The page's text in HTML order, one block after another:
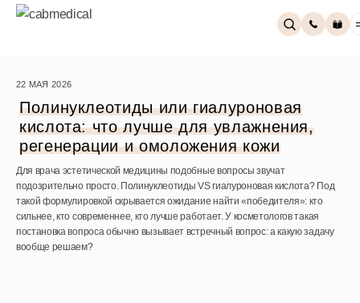
22 МАЯ 2026
Полинуклеотиды или гиалуроновая
кислота: что лучше для увлажнения,
регенерации и омоложения кожи
Для врача эстетической медицины подобные вопросы звучат
подозрительно просто. Полинуклеотиды VS гиалуроновая кислота? Под
такой формулировкой скрывается ожидание найти «победителя»: кто
сильнее, кто современнее, кто лучше работает. У косметологов такая
постановка вопроса обычно вызывает встречный вопрос: а какую задачу
вообще решаем?
Скидка 15% на первый заказ
Запросить прайс
×